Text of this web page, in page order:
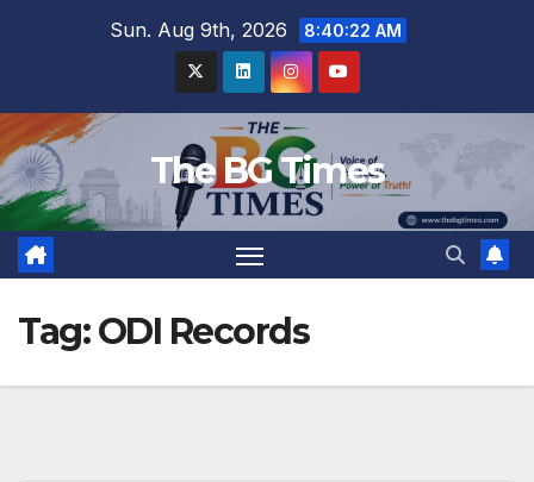
Sun. Aug 9th, 2026 8:40:23 AM
The BG Times
Tag:ODI Records